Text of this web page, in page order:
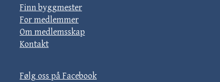
Finn byggmester
For medlemmer
Om medlemsskap
Kontakt
Følg oss på Facebook